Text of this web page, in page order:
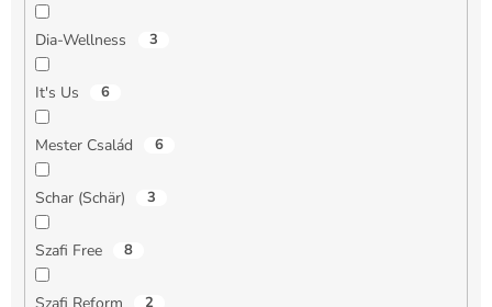
Dia-Wellness 3
It's Us 6
Mester Család 6
Schar (Schär) 3
Szafi Free 8